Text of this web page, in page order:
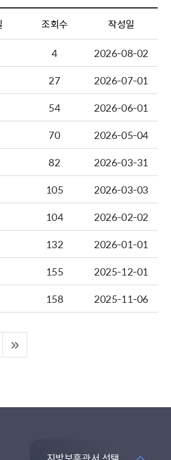
조회수
작성일
4
2026-08-02
27
2026-07-01
54
2026-06-01
70
2026-05-04
82
2026-03-31
105
2026-03-03
104
2026-02-02
132
2026-01-01
155
2025-12-01
158 2025-11-06